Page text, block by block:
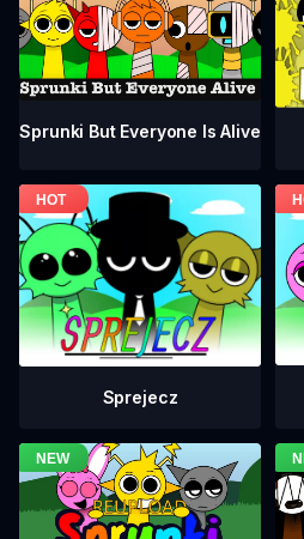
Sprunki But Everyone Is Alive
Sprejecz